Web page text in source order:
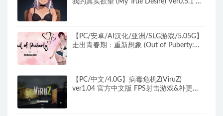
我的真实欲望 (My True Desire) Ver0.5.1 AI
【PC/安卓/AI汉化/亚洲/SLG游戏/5.05G】
走出青春期：重新想象 (Out of Puberty:
【PC/中文/4.0G】病毒危机Z(ViruZ)
ver1.04 官方中文版 FPS射击游戏&补更